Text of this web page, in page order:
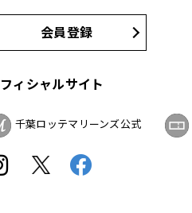
会員登録
ィシャルサイト
千葉ロッテマリーンズ公式